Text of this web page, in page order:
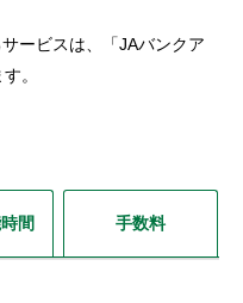
ービスは、「JAバンクア
。
間 手数料